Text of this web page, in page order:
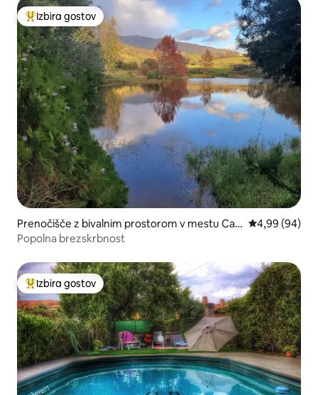
Najbolj priljubljena prenočišča z značko »Izbira gostov«
Izbira gostov
Prenočišče z bivalnim prostorom v mestu Can
deleda
Povprečna
4,99 (94)
Popolna brezskrbnost
Najbolj priljubljena prenočišča z značko »Izbira gostov«
Izbira gostov